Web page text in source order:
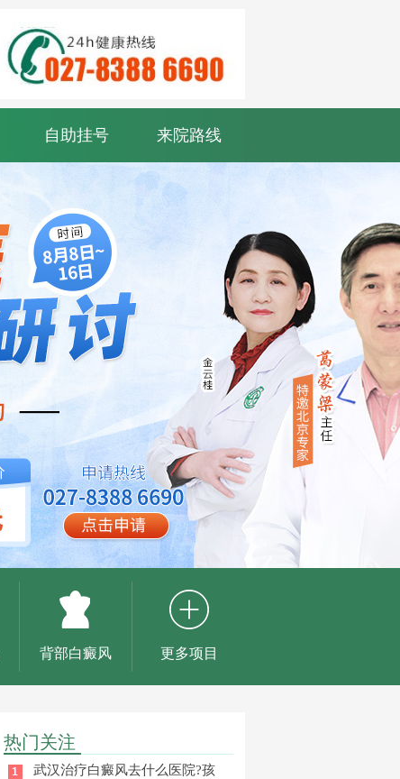
自助挂号 来院路线
背部白癜风 更多项目
热门关注
武汉治疗白癜风去什么医院?孩